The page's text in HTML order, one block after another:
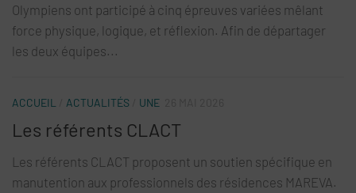
Olympiens ont participé à cinq épreuves variées mêlant
force physique, logique, et réflexion. Afin de départager
les deux équipes...
ACCUEIL ACTUALITÉS UNE
Les référents CLACT
Les référents CLACT proposent un soutien spécifique en
manutention aux professionnels des résidences MAREVA.